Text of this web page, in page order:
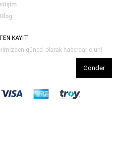
Blog
KAYIT
güncel olarak haberdar olun!
Gönder